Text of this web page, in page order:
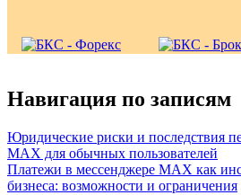
Навигация по записям
Юридические риски и последствия
MAX для обычных пользователей
Платежи в мессенджере MAX как
бизнеса: возможности и ограничения